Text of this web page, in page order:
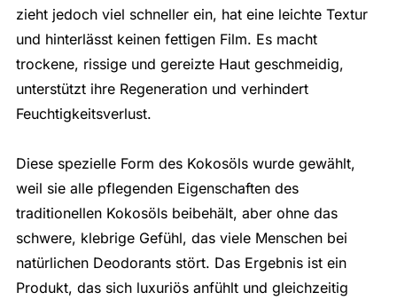
zieht jedoch viel schneller ein, hat eine leichte Textur
und hinterlässt keinen fettigen Film. Es macht
trockene, rissige und gereizte Haut geschmeidig,
unterstützt ihre Regeneration und verhindert
Feuchtigkeitsverlust.
Diese spezielle Form des Kokosöls wurde gewählt,
weil sie alle pflegenden Eigenschaften des
traditionellen Kokosöls beibehält, aber ohne das
schwere, klebrige Gefühl, das viele Menschen bei
natürlichen Deodorants stört. Das Ergebnis ist ein
Produkt, das sich luxuriös anfühlt und gleichzeitig